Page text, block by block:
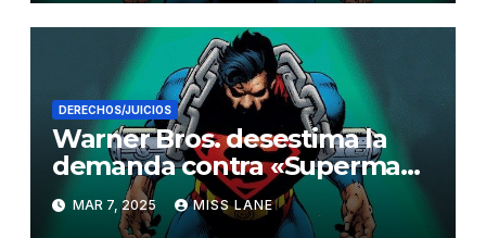
DERECHOS/JUICIOS
Warner Bros. desestima la
demanda contra «Superman»
por derechos de autor
extranjeros
MAR 7, 2025 MISS LANE